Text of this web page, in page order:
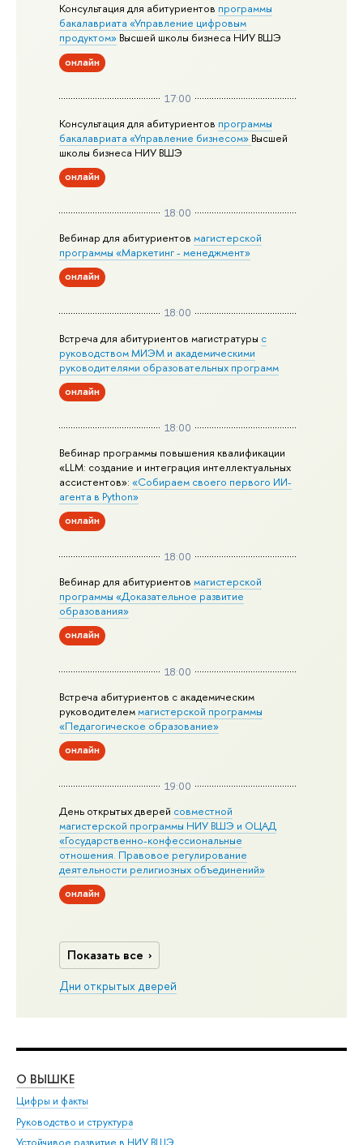
Консультация для абитуриентов программы
бакалавриата «Управление цифровым
продуктом» Высшей школы бизнеса НИУ ВШЭ
онлайн
17:00
Консультация для абитуриентов программы
бакалавриата «Управление бизнесом» Высшей
школы бизнеса НИУ ВШЭ
онлайн
18:00
Вебинар для абитуриентовмагистерской
программы «Маркетинг - менеджмент»
онлайн
18:00
Встреча для абитуриентов магистратуры с
руководством МИЭМ и академическими
руководителями образовательных программ
онлайн
18:00
Вебинар программы повышения квалификации
«LLM: создание и интеграция интеллектуальных
ассистентов»:«Собираем своего первого ИИ-
агента в Python»
онлайн
18:00
Вебинар для абитуриентовмагистерской
программы «Доказательное развитие
образования»
онлайн
18:00
Встреча абитуриентов с академическим
руководителеммагистерской программы
«Педагогическое образование»
онлайн
19:00
День открытых дверей совместной
магистерской программы НИУ ВШЭ и ОЦАД
«Государственно-конфессиональные
отношения. Правовое регулирование
деятельности религиозных объединений»
онлайн
Показать все
Дни открытых дверей
О ВЫШКЕ
Цифры и факты
Руководство и структура
Устойчивое развитие в НИУ ВШЭ